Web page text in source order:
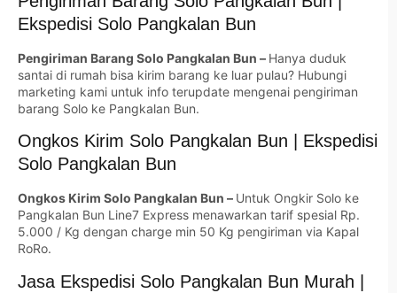
Ekspedisi Solo Pangkalan Bun
Pengiriman Barang Solo Pangkalan Bun – Hanya duduk
santai di rumah bisa kirim barang ke luar pulau? Hubungi
marketing kami untuk info terupdate mengenai pengiriman
barang Solo ke Pangkalan Bun.
Ongkos Kirim Solo Pangkalan Bun | Ekspedisi
Solo Pangkalan Bun
Ongkos Kirim Solo Pangkalan Bun – Untuk Ongkir Solo ke
Pangkalan Bun Line7 Express menawarkan tarif spesial Rp.
5.000 / Kg dengan charge min 50 Kg pengiriman via Kapal
RoRo.
Jasa Ekspedisi Solo Pangkalan Bun Murah |